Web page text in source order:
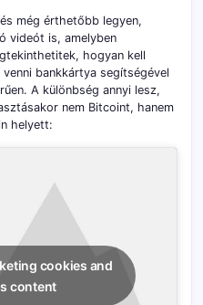
még érthetőbb legyen,
videót is, amelyben
hogyan kell
bankkártya segítségével
A különbség annyi lesz,
nem Bitcoint, hanem
helyett:
cookies and
content